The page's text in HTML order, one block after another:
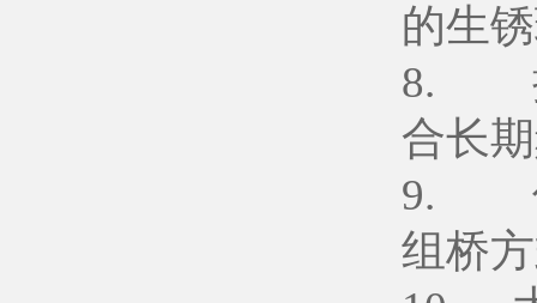
的生
8. 接
合长
9. 信
组桥